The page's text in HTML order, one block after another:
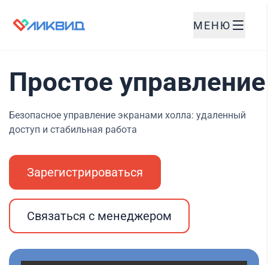
МЕНЮ
Простое
Безопасное управление экранами холла: удаленный
доступ и стабильная работа
Зарегистрироваться
Связаться с менеджером